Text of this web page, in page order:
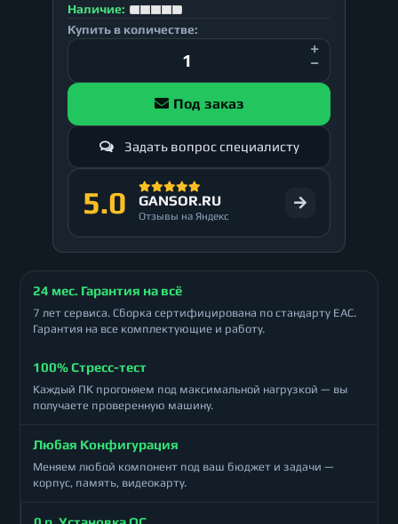
Наличие:
Купить в количестве:
Под заказ
Задать вопрос специалисту
5.0 GANSOR.RU
Отзывы на Яндекс
24 мес. Гарантия на всё
7 лет сервиса. Сборка сертифицирована по стандарту ЕАС.
Гарантия на все комплектующие и работу.
100% Стресс-тест
Каждый ПК прогоняем под максимальной нагрузкой — вы
получаете проверенную машину.
Любая Конфигурация
Меняем любой компонент под ваш бюджет и задачи —
корпус, память, видеокарту.